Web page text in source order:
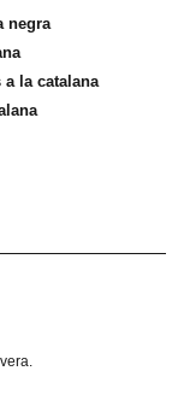
negra
a la catalana